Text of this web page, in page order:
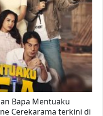
Bapa Mentuaku
Cerekarama terkini di